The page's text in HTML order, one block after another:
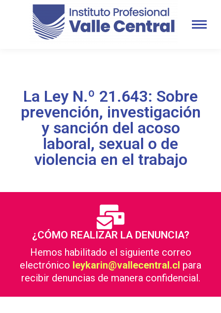
La Ley N.º 21.643: Sobre
prevención, investigación
y sanción del acoso
laboral, sexual o de
violencia en el trabajo
¿CÓMO REALIZAR LA DENUNCIA?
Hemos habilitado el siguiente correo
electrónico leykarin@vallecentral.cl para
recibir denuncias de manera confidencial.